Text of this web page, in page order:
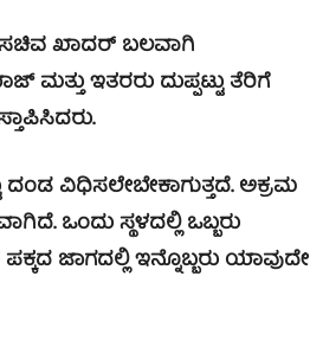
ಸಚಿವ ಖಾದರ್ ಬಲವಾಗಿ
ಇತರರು ದುಪ್ಪಟ್ಟು ತೆರಿಗೆ
ವಿಧಿಸಲೇಬೇಕಾಗುತ್ತದೆ. ಅಕ್ರಮ
ಒಂದು ಸ್ಥಳದಲ್ಲಿ ಒಬ್ಬರು
ಜಾಗದಲ್ಲಿ ಇನ್ನೊಬ್ಬರು ಯಾವುದೇ